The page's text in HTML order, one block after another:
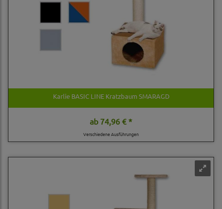
Karlie BASIC LINE Kratzbaum SMARAGD
ab74,96 € *
Verschiedene Ausführungen